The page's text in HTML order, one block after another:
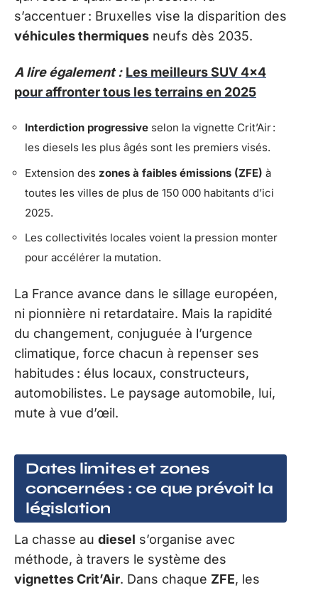
s’accentuer : Bruxelles vise la disparition des
véhicules thermiques neufs dès 2035.
A lire également : Les meilleurs SUV 4x4
pour affronter tous les terrains en 2025
Interdiction progressive selon la vignette Crit’Air :
les diesels les plus âgés sont les premiers visés.
Extension des zones à faibles émissions (ZFE) à
toutes les villes de plus de 150 000 habitants d’ici
2025.
Les collectivités locales voient la pression monter
pour accélérer la mutation.
La France avance dans le sillage européen,
ni pionnière ni retardataire. Mais la rapidité
du changement, conjuguée à l’urgence
climatique, force chacun à repenser ses
habitudes : élus locaux, constructeurs,
automobilistes. Le paysage automobile, lui,
mute à vue d’œil.
Dates limites et zones
concernées : ce que prévoit la
législation
La chasse au diesel s’organise avec
méthode, à travers le système des
vignettes Crit’Air. Dans chaque ZFE, les